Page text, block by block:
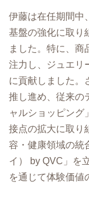
伊藤は在任期間中
基盤の強化に取り
ました。特に、商
注力し、ジュエリ
に貢献しました。
推し進め、従来の
ャルショッピング
接点の拡大に取り
容・健康領域の統
イ） by QVC」を
を通じて体験価値